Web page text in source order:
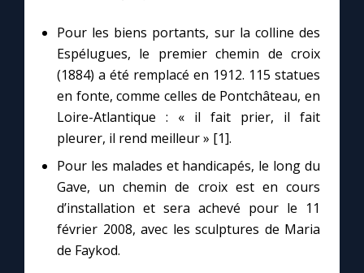
Questions-réponses
Prier au quotidien
Avec Thérèse de Lisieux
L'Évangile chaque jour
Les premiers samedis du mois
Marie qui défait les nœuds
Pour les biens portants, sur la colline des
Espélugues, le premier chemin de croix
(1884) a été remplacé en 1912. 115 statues
en fonte, comme celles de Pontchâteau, en
Loire-Atlantique : « il fait prier, il fait
pleurer, il rend meilleur » [1].
Pour les malades et handicapés, le long du
Gave, un chemin de croix est en cours
d’installation et sera achevé pour le 11
février 2008, avec les sculptures de Maria
de Faykod.